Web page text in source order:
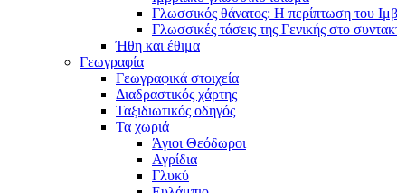
Γλωσσικός θάνατος: Η περίπτωση του
Γλωσσικές τάσεις της Γενικής στο
Ήθη και έθιμα
Γεωγραφία
Γεωγραφικά στοιχεία
Διαδραστικός χάρτης
Ταξιδιωτικός οδηγός
Τα χωριά
Άγιοι Θεόδωροι
Αγρίδια
Γλυκύ